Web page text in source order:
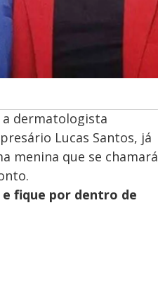
a dermatologista
Lucas Santos, já
menina que se chamará
e fique por dentro de